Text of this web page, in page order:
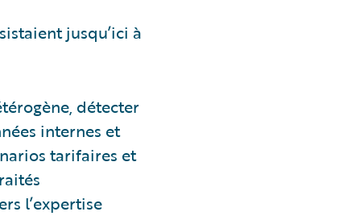
jusqu’ici à
détecter
internes et
tarifaires et
l’expertise